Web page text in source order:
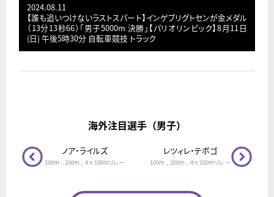
2024.08.11
【誰も追いつけないラストスパート】インゲブリグトセンが金メダル
（13分13秒66）「男子5000m 決勝」【パリオリンピック】8月11日
(日) 午後5時30分 自転車競技 トラック
海外注目選手（男子）
ノア・ライルズ
100m 、 200m 、 4×100mリレー
レツィレ・テボゴ
100m 、 200m 、 4×100mリレー